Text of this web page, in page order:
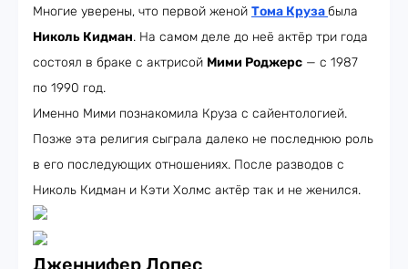
Многие уверены, что первой женой Тома Круза была
Николь Кидман. На самом деле до неё актёр три года
состоял в браке с актрисой Мими Роджерс — с 1987
по 1990 год.
Именно Мими познакомила Круза с сайентологией.
Позже эта религия сыграла далеко не последнюю роль
в его последующих отношениях. После разводов с
Николь Кидман и Кэти Холмс актёр так и не женился.
Дженнифер Лопес